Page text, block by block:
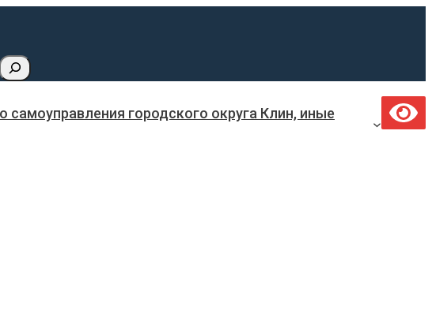
городского округа Клин, иные